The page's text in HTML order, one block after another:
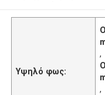
Υψηλό φως:
,
,